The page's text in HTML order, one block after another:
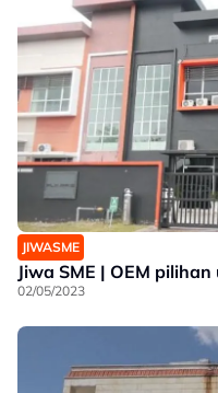
JIWASME
Jiwa SME | OEM
02/05/2023